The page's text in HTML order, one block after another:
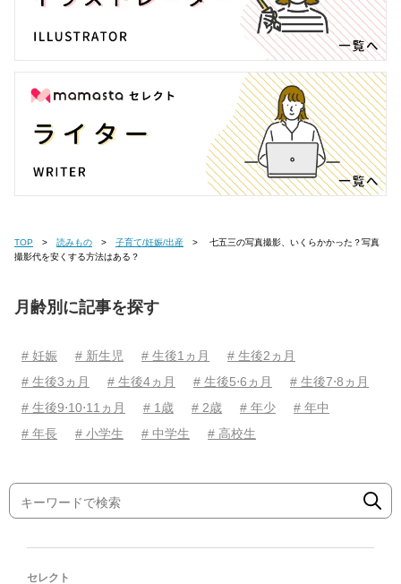
TOP 読みもの 子育て/妊娠/出産
撮影代を安くする方法はある？
月齢別に記事を探す
# 妊娠 # 新生児 # 生後1ヵ月
# 生後2ヵ月
# 生後3ヵ月
# 生後4ヵ月 # 生後5⋅6ヵ月
# 生後7⋅8ヵ月
# 生後9⋅10⋅11ヵ月
# 1歳 # 2歳 # 年少
# 年中
# 年長
# 小学生 # 中学生 # 高校生
セレクト